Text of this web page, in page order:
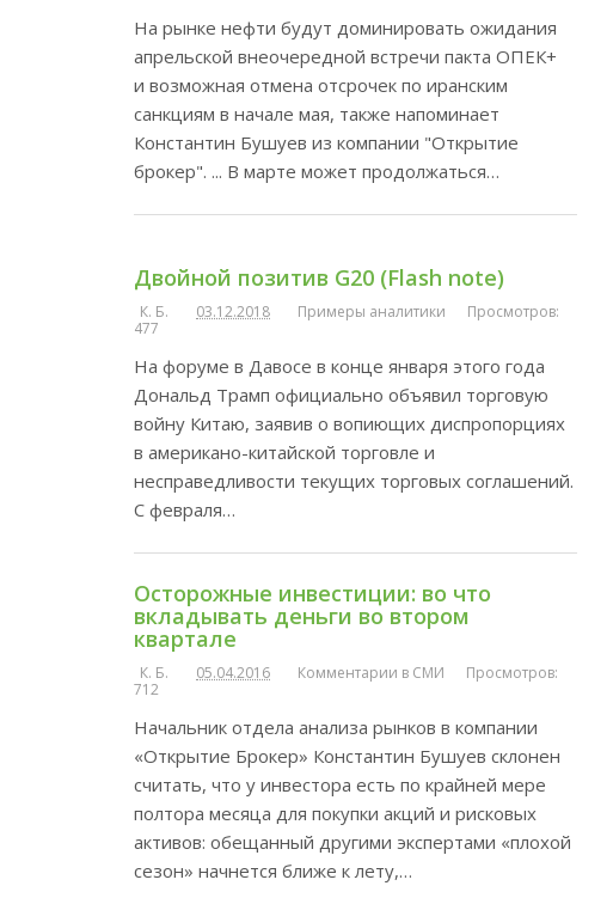
На рынке нефти будут доминировать ожидания
апрельской внеочередной встречи пакта ОПЕК+
и возможная отмена отсрочек по иранским
санкциям в начале мая, также напоминает
Константин Бушуев из компании "Открытие
брокер". ... В марте может продолжаться…
Двойной позитив G20 (Flash note)
К. Б. 03.12.2018 Примеры аналитики
Просмотров:
477
На форуме в Давосе в конце января этого года
Дональд Трамп официально объявил торговую
войну Китаю, заявив о вопиющих диспропорциях
в американо-китайской торговле и
несправедливости текущих торговых соглашений.
С февраля…
Осторожные инвестиции: во что
вкладывать деньги во втором
квартале
К. Б. 05.04.2016 Комментарии в СМИ
Просмотров:
712
Начальник отдела анализа рынков в компании
«Открытие Брокер» Константин Бушуев склонен
считать, что у инвестора есть по крайней мере
полтора месяца для покупки акций и рисковых
активов: обещанный другими экспертами «плохой
сезон» начнется ближе к лету,…